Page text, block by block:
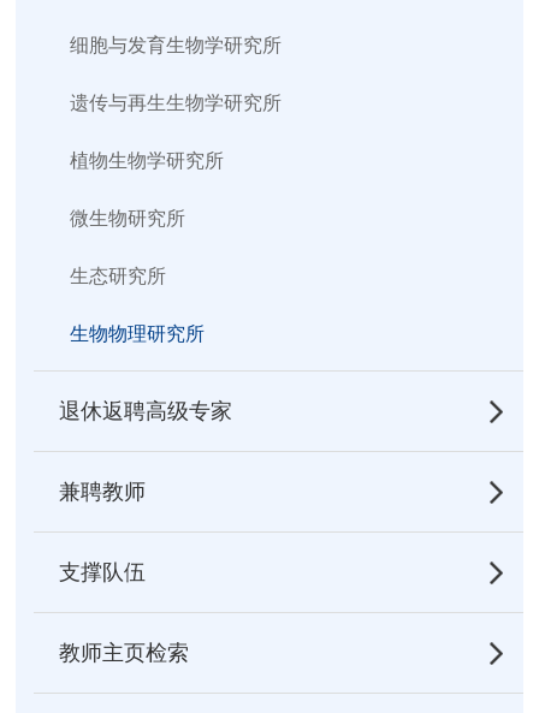
细胞与发育生物学研究所
遗传与再生生物学研究所
植物生物学研究所
微生物研究所
生态研究所
生物物理研究所
退休返聘高级专家
兼聘教师
支撑队伍
教师主页检索